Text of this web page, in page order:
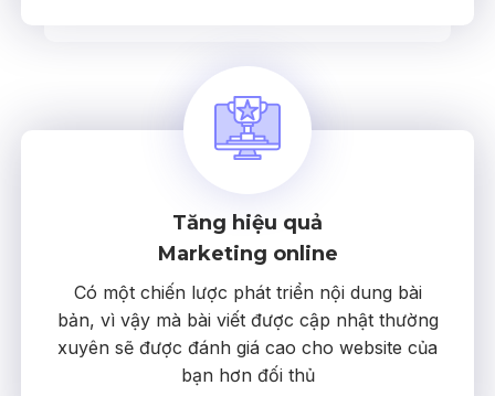
Tăng hiệu quả
Marketing online
Có một chiến lược phát triển nội dung bài
bản, vì vậy mà bài viết được cập nhật thường
xuyên sẽ được đánh giá cao cho website của
bạn hơn đối thủ